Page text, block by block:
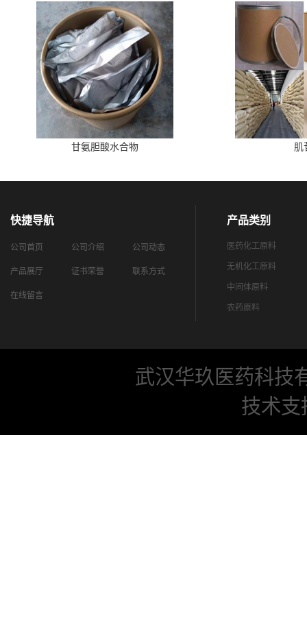
甘氨胆酸水合物 肌
快捷导航
公司首页 公司介绍 公司动态
产品展厅 证书荣誉 联系方式
在线留言
产品类别
医药化工原料
无机化工原料
中间体原料
农药原料
武汉华玖医药科技
技术